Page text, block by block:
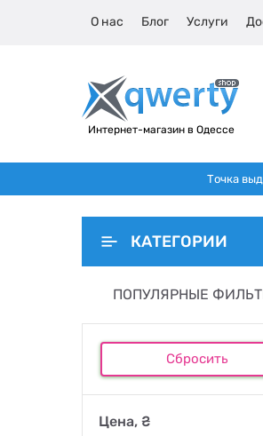
О нас Блог Услуги
Интернет-магазин в Одессе
Точка
КАТЕГОРИИ
ПОПУЛЯРНЫЕ
Сбросить
Цена, ₴